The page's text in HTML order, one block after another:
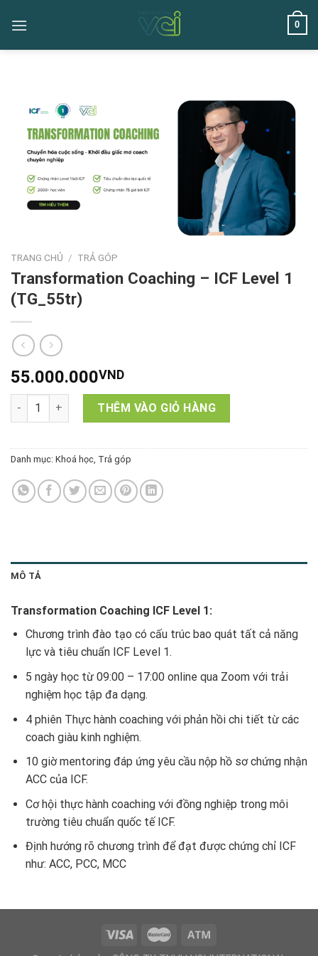
0
TRANG CHỦ / TRẢ GÓP
Transformation Coaching – ICF Level 1
(TG_55tr)
55.000.000VND
Transformation Coaching - ICF Level 1 (TG_55tr) số lượng
THÊM VÀO GIỎ HÀNG
Danh mục: Khoá học, Trả góp
MÔ TẢ
Transformation Coaching ICF Level 1:
Chương trình đào tạo có cấu trúc bao quát tất cả năng
lực và tiêu chuẩn ICF Level 1.
5 ngày học từ 09:00 – 17:00 online qua Zoom với trải
nghiệm học tập đa dạng.
4 phiên Thực hành coaching với phản hồi chi tiết từ các
coach giàu kinh nghiệm.
10 giờ mentoring đáp ứng yêu cầu nộp hồ sơ chứng nhận
ACC của ICF.
Cơ hội thực hành coaching với đồng nghiệp trong môi
trường tiêu chuẩn quốc tế ICF.
Định hướng rõ chương trình để đạt được chứng chỉ ICF
như: ACC, PCC, MCC